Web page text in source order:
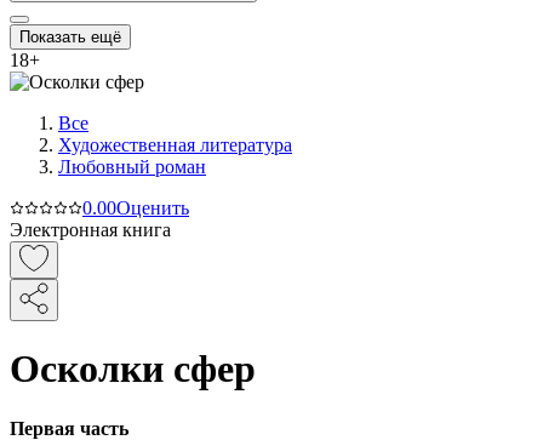
Показать ещё
18+
Все
Художественная литература
Любовный роман
0.00Оценить
Электронная книга
Осколки сфер
Первая часть